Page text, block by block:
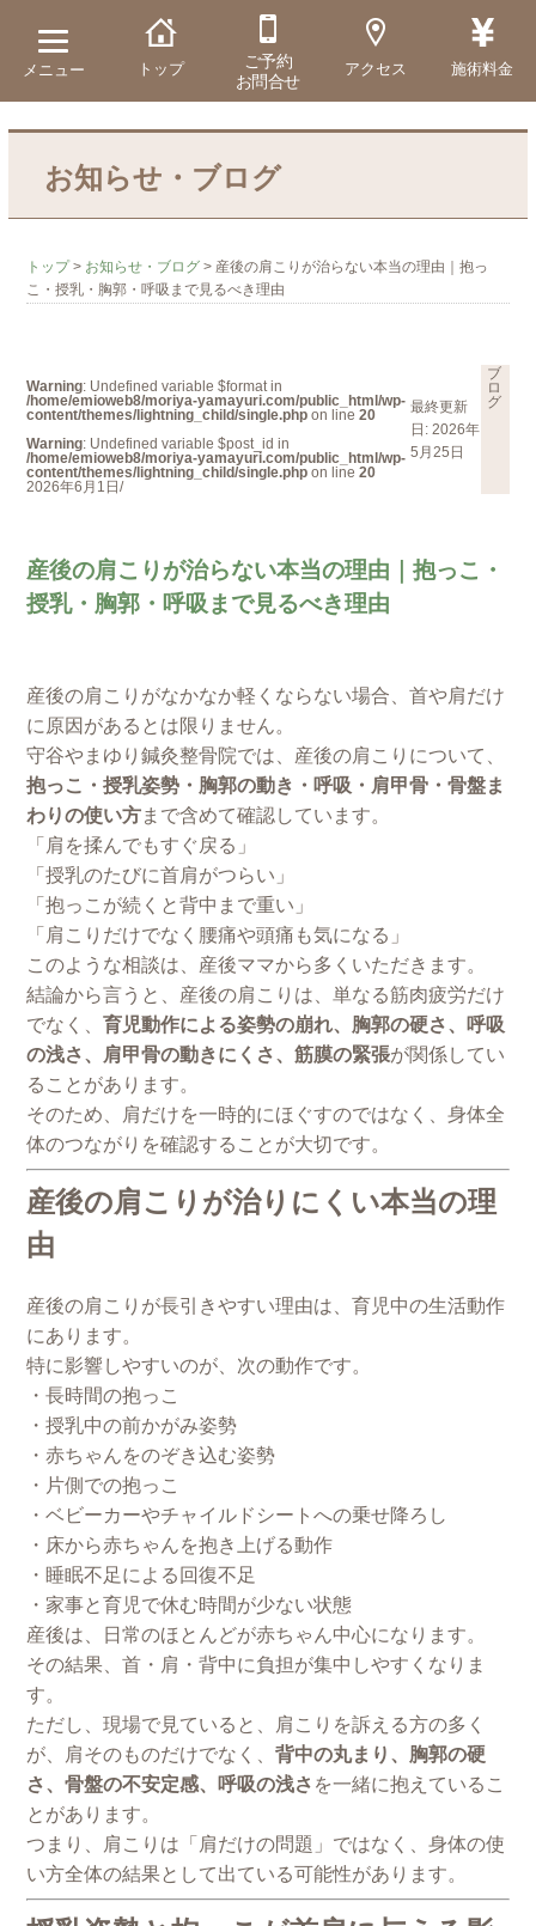
メニュー トップ
ご予約
お問合せ
アクセス 施術料金
お知らせ・ブログ
トップ> お知らせ・ブログ > 産後の肩こりが治らない本当の理由｜抱っ
こ・授乳・胸郭・呼吸まで見るべき理由
Warning: Undefined variable $format in
/home/emioweb8/moriya-yamayuri.com/public_html/wp-
content/themes/lightning_child/single.php on line20
Warning: Undefined variable $post_id in
/home/emioweb8/moriya-yamayuri.com/public_html/wp-
content/themes/lightning_child/single.php on line20
2026年6月1日/
最終更新
日: 2026年
5月25日
ブ
ロ
グ
産後の肩こりが治らない本当の理由｜抱っこ・
授乳・胸郭・呼吸まで見るべき理由
産後の肩こりがなかなか軽くならない場合、首や肩だけ
に原因があるとは限りません。
守谷やまゆり鍼灸整骨院では、産後の肩こりについて、
抱っこ・授乳姿勢・胸郭の動き・呼吸・肩甲骨・骨盤ま
わりの使い方まで含めて確認しています。
「肩を揉んでもすぐ戻る」
「授乳のたびに首肩がつらい」
「抱っこが続くと背中まで重い」
「肩こりだけでなく腰痛や頭痛も気になる」
このような相談は、産後ママから多くいただきます。
結論から言うと、産後の肩こりは、単なる筋肉疲労だけ
でなく、育児動作による姿勢の崩れ、胸郭の硬さ、呼吸
の浅さ、肩甲骨の動きにくさ、筋膜の緊張が関係してい
ることがあります。
そのため、肩だけを一時的にほぐすのではなく、身体全
体のつながりを確認することが大切です。
産後の肩こりが治りにくい本当の理
由
産後の肩こりが長引きやすい理由は、育児中の生活動作
にあります。
特に影響しやすいのが、次の動作です。
・長時間の抱っこ
・授乳中の前かがみ姿勢
・赤ちゃんをのぞき込む姿勢
・片側での抱っこ
・ベビーカーやチャイルドシートへの乗せ降ろし
・床から赤ちゃんを抱き上げる動作
・睡眠不足による回復不足
・家事と育児で休む時間が少ない状態
産後は、日常のほとんどが赤ちゃん中心になります。
その結果、首・肩・背中に負担が集中しやすくなりま
す。
ただし、現場で見ていると、肩こりを訴える方の多く
が、肩そのものだけでなく、背中の丸まり、胸郭の硬
さ、骨盤の不安定感、呼吸の浅さ を一緒に抱えているこ
とがあります。
つまり、肩こりは「肩だけの問題」ではなく、身体の使
い方全体の結果として出ている可能性があります。